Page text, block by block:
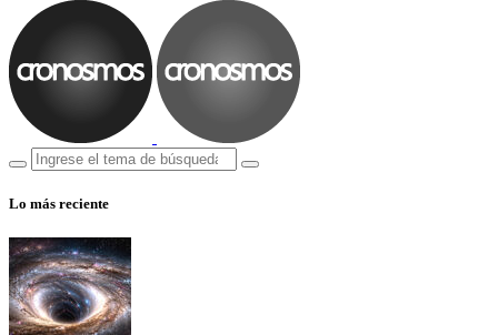
Lo más reciente